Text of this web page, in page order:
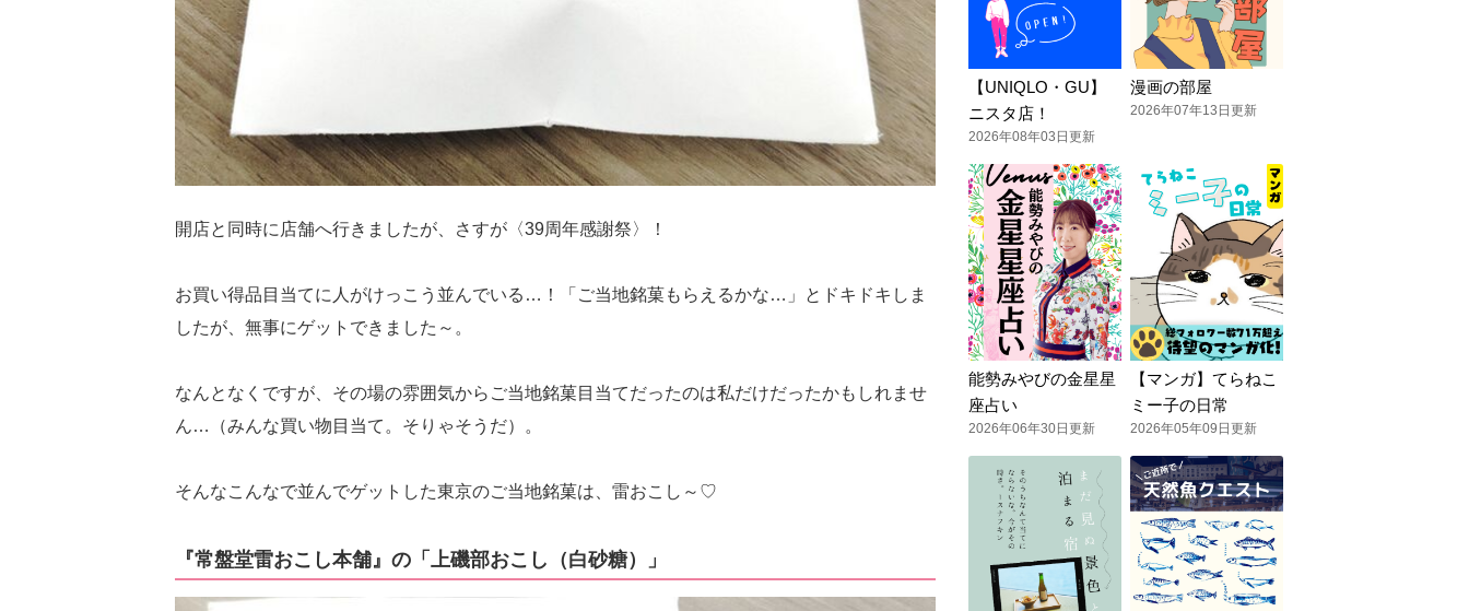
開店と同時に店舗へ行きましたが、さすが〈39周年感謝祭〉！
お買い得品目当てに人がけっこう並んでいる…！「ご当地銘菓もらえるかな…」とドキドキしま
したが、無事にゲットできました～。
なんとなくですが、その場の雰囲気からご当地銘菓目当てだったのは私だけだったかもしれませ
ん…（みんな買い物目当て。そりゃそうだ）。
そんなこんなで並んでゲットした東京のご当地銘菓は、雷おこし～♡
『常盤堂雷おこし本舗』の「上磯部おこし（白砂糖）」
【UNIQLO・GU】
ニスタ店！
2026年08年03日更新
漫画の部屋
2026年07年13日更新
能勢みやびの金星星
座占い
2026年06年30日更新
【マンガ】てらねこ
ミー子の日常
2026年05年09日更新